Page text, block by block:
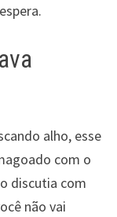
alho, esse
com o
discutia com
não vai